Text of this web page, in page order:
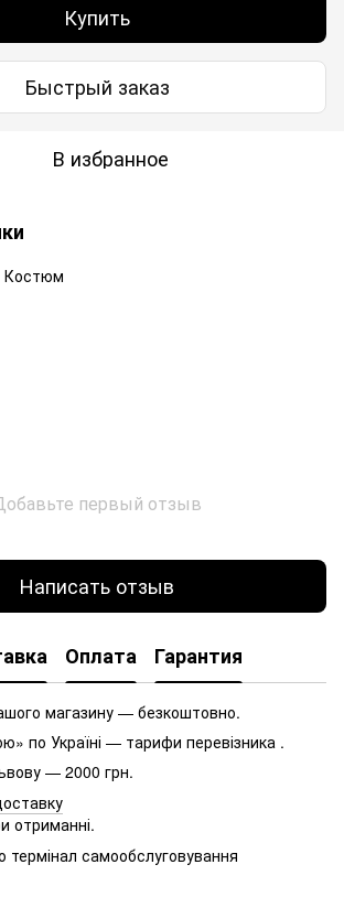
Купить
Быстрый заказ
В избранное
Костюм
первый отзыв
Написать отзыв
Оплата Гарантия
магазину — безкоштовно.
по Україні — тарифи перевізника .
— 2000 грн.
отриманні.
термінал самообслуговування